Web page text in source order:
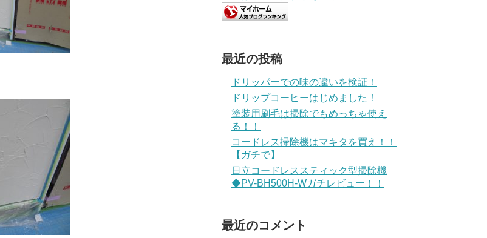
最近の投稿
ドリッパーでの味の違いを検証！
ドリップコーヒーはじめました！
塗装用刷毛は掃除でもめっちゃ使え
る！！
コードレス掃除機はマキタを買え！！
【ガチで】
日立コードレススティック型掃除機
◆PV-BH500H-Wガチレビュー！！
最近のコメント